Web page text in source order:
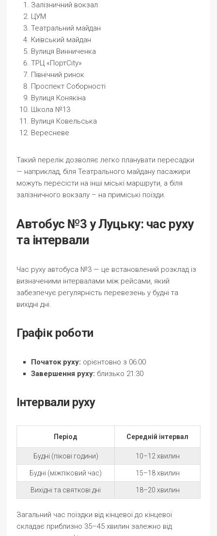
Залізничний вокзал
ЦУМ
Театральний майдан
Київський майдан
Вулиця Винниченка
ТРЦ «ПортCity»
Північний ринок
Проспект Соборності
Вулиця Конякіна
Школа №13
Вулиця Ковельська
Вересневе
Такий перелік дозволяє легко планувати пересадки
— наприклад, біля Театрального майдану пасажири
можуть пересісти на інші міські маршрути, а біля
залізничного вокзалу – на приміські поїзди.
Автобус №3 у Луцьку: час руху
та інтервали
Час руху автобуса №3 — це встановлений розклад із
визначеними інтервалами між рейсами, який
забезпечує регулярність перевезень у будні та
вихідні дні.
Графік роботи
Початок руху: орієнтовно з 06:00
Завершення руху: близько 21:30
Інтервали руху
Період Середній інтервал
Будні (пікові години) 10–12 хвилин
Будні (міжпіковий час) 15–18 хвилин
Вихідні та святкові дні 18–20 хвилин
Загальний час поїздки від кінцевої до кінцевої
складає приблизно 35–45 хвилин залежно від